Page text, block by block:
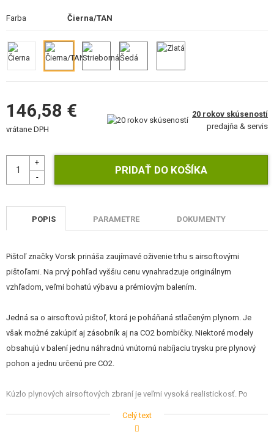
SEBAOBRANA, VÝCVIK, NOŽE
OUTDOOR A BUSHCRAFT
STAVEBNICE, MODELY
NOVÝ TOVAR
ZĽAVY, AKCIE
KONTAKT
Farba Čierna/TAN
146,58 €
vrátane DPH
20 rokov skúseností
predajňa & servis
POPIS PARAMETRE DOKUMENTY
Pištoľ značky Vorsk prináša zaujímavé oživenie trhu s airsoftovými
pištoľami. Na prvý pohľad vyššiu cenu vynahradzuje originálnym
vzhľadom, veľmi bohatú výbavu a prémiovým balením.
Jedná sa o airsoftovú pištoľ, ktorá je poháňaná stlačeným plynom. Je
však možné zakúpiť aj zásobník aj na CO2 bombičky. Niektoré modely
obsahujú v balení jednu náhradnú vnútornú nabíjaciu trysku pre plynový
pohon a jednu určenú pre CO2.
Kúzlo plynových airsoftových zbraní je veľmi vysoká realistickosť. Po
sprevádzané typickým kovovým klapnutím. Pri každom výstrele dochádza
Celý text